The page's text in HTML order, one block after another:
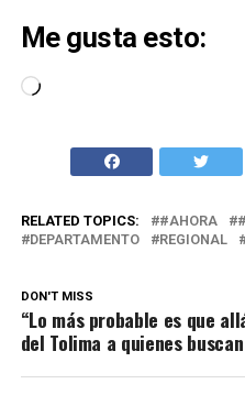
Me gusta esto:
Cargando...
RELATED TOPICS: #AHORA
DEPARTAMENTO
REGIONAL
DON'T MISS
“Lo más probable es que
del Tolima a quienes